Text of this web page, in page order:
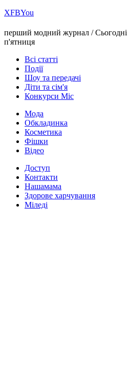
ХFBYou
перший модний журнал /
п'ятниця
Всі статті
Події
Шоу та передачі
Діти та сім'я
Конкурси Міс
Мода
Обкладинка
Косметика
Фішки
Відео
Доступ
Контакти
Нашамама
Здорове харчування
Міледі